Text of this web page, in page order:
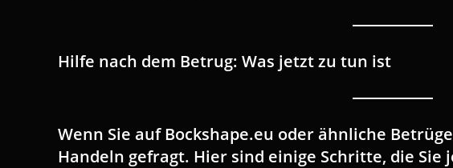
Hilfe nach dem Betrug: Was jetzt zu tun ist
Wenn Sie auf Bockshape.eu oder ähnliche
Handeln gefragt. Hier sind einige Schritte, die